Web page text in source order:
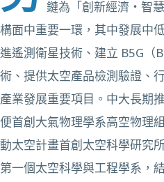
鏈為「創新經濟・智
構面中重要一環，其中發展中
進遙測衛星技術、建立 B5G（
術、提供太空產品檢測驗證、
產業發展重要項目。中大長期
便首創大氣物理學系高空物理
動太空計畫首創太空科學研究
第一個太空科學與工程學系，